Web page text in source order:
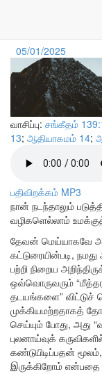
தேவன்
05/01/2025
வாசிப்பு: சங்கீதம்
13; ஆதியாகமம் 14;
பதிவிறக்கம் MP3
நான் நடந்தாலும்
வழிகளெல்லாம்
தேவன் மெய்யாகவே
கட்டுரையின்படி,
பற்றி நிறைய
ஒவ்வொருவரும்
தடயங்களை” விட்டுச்
முக்கியமற்றதாகத்
செய்யும் போது, ​​அது
புலனாய்வுக்
கண்டுபிடிப்பதன்
இருக்கிறோம் என்பதை